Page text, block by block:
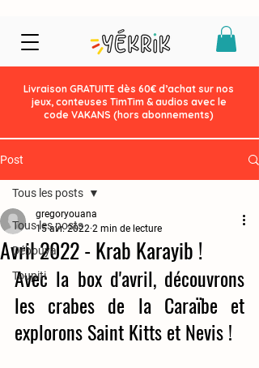
Livraison GRATUITE dès 60€ d’achat sur nos
jeux, conteuses TimTim & audios avec le
code VAKANS (hors abonnements)
Post
Tous les posts
Débouya
Toupiti
Tous les posts
Avril 2022 - Krab Karayib !
gregoryouana
15 avr. 2022 2 min de lecture
Avec la box d'avril, découvrons
les crabes de la Caraïbe et
explorons Saint Kitts et Nevis !